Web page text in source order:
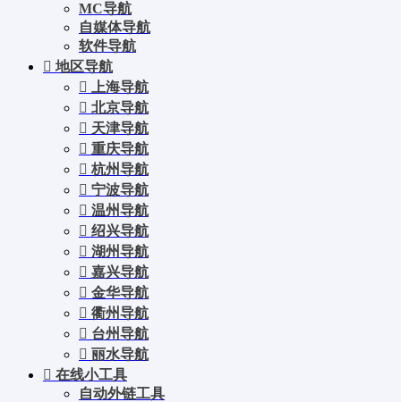
MC导航
自媒体导航
软件导航
地区导航
上海导航
北京导航
天津导航
重庆导航
杭州导航
宁波导航
温州导航
绍兴导航
湖州导航
嘉兴导航
金华导航
衢州导航
台州导航
丽水导航
在线小工具
自动外链工具